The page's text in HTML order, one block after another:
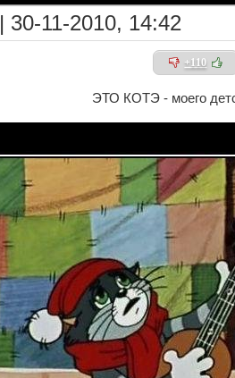
| 30-11-2010, 14:42
+110
ЭТО КОТЭ - моего